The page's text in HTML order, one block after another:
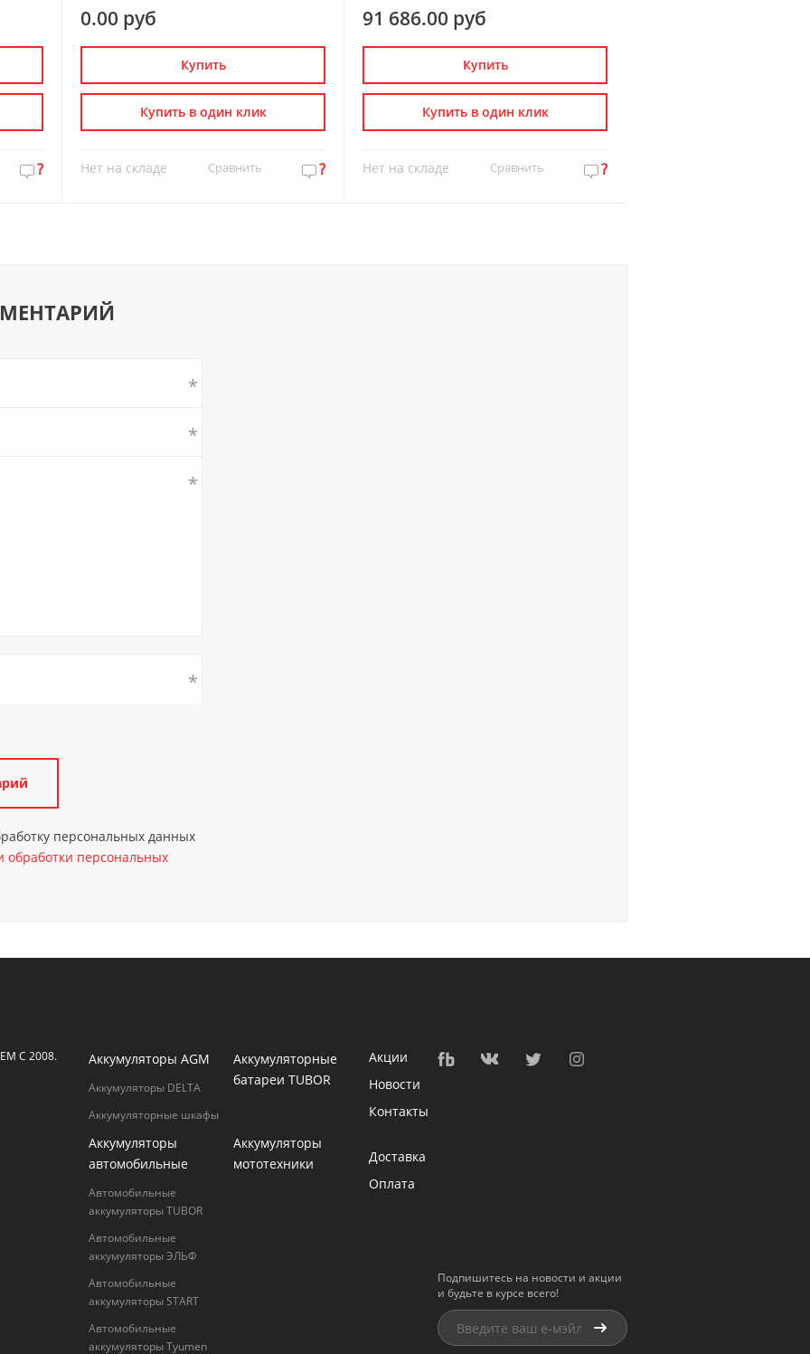
?
0.00 руб
Купить
Нет на складе Сравнить ?
Купить в один клик
91 686.00 руб
Купить
Нет на складе Сравнить ?
Купить в один клик
персональных данных
обработки персональных
С 2008.
Аккумуляторы AGM
Аккумуляторы DELTA
Аккумуляторные шкафы
Аккумуляторные
батареи TUBOR
Аккумуляторы
автомобильные
Автомобильные
аккумуляторы TUBOR
Автомобильные
аккумуляторы ЭЛЬФ
Автомобильные
аккумуляторы START
Автомобильные
аккумуляторы Tyumen
Аккумуляторы
мототехники
Акции
Новости
Контакты
Доставка
Оплата
Подпишитесь на новости и акции
и будьте в курсе всего!